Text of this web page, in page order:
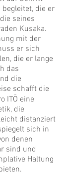
die er
seines
Kusaka.
mit der
er sich
die er lange
das
die
schafft die
ITŌ eine
die
distanziert
sich in
denen
sind und
Haltung